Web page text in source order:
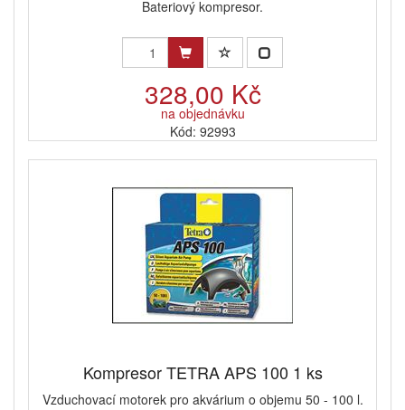
Bateriový kompresor.
328,00 Kč
na objednávku
Kód: 92993
Kompresor TETRA APS 100 1 ks
Vzduchovací motorek pro akvárium o objemu 50 - 100 l.